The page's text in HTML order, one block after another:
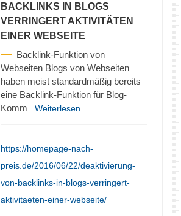
BACKLINKS IN BLOGS
VERRINGERT AKTIVITÄTEN
EINER WEBSEITE
Backlink-Funktion von
Webseiten Blogs von Webseiten
haben meist standardmäßig bereits
eine Backlink-Funktion für Blog-
Komm ...Weiterlesen
https://homepage-nach-
preis.de/2016/06/22/deaktivierung-
von-backlinks-in-blogs-verringert-
aktivitaeten-einer-webseite/